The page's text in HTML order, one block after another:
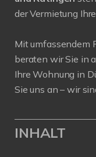
der Vermietung
Mit umfassendem
beraten wir Sie in
Ihre Wohnung in
Sie uns an – wir
INHALT